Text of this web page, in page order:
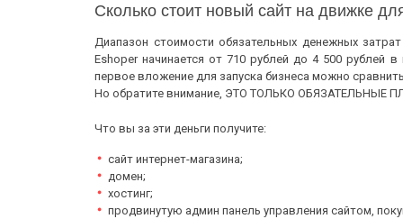
Сколько стоит новый сайт на движке
Диапазон стоимости обязательных денежных
Eshoper начинается от 710 рублей до 4 500 рублей
первое вложение для запуска бизнеса можно
Но обратите внимание, ЭТО ТОЛЬКО ОБЯЗАТЕЛЬНЫЕ
Что вы за эти деньги получите:
сайт интернет-магазина;
домен;
хостинг;
продвинутую админ панель управления сайтом,